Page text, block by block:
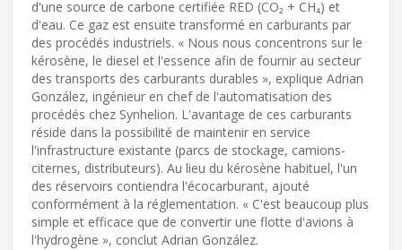
d'une source de carbone certifiée RED (CO₂ + CH₄) et
d'eau. Ce gaz est ensuite transformé en carburants par
des procédés industriels. « Nous nous concentrons sur le
kérosène, le diesel et l'essence afin de fournir au secteur
des transports des carburants durables », explique Adrian
González, ingénieur en chef de l'automatisation des
procédés chez Synhelion. L'avantage de ces carburants
réside dans la possibilité de maintenir en service
l'infrastructure existante (parcs de stockage, camions-
citernes, distributeurs). Au lieu du kérosène habituel, l'un
des réservoirs contiendra l'écocarburant, ajouté
conformément à la réglementation. « C'est beaucoup plus
simple et efficace que de convertir une flotte d'avions à
l'hydrogène », conclut Adrian González.